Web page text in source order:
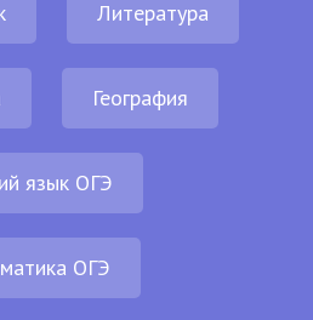
Литература
География
язык ОГЭ
ОГЭ